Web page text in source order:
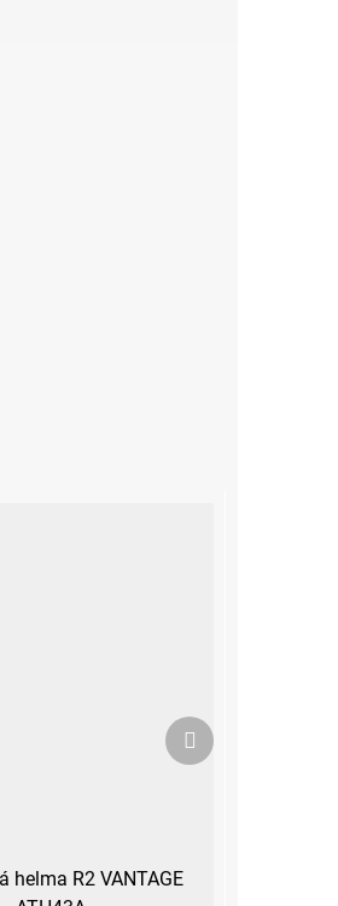
helma R2 VANTAGE
Další
produkt